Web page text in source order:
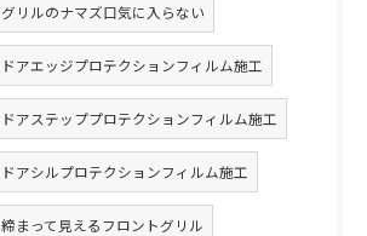
グリルのナマズ口気に入らない
ドアエッジプロテクションフィルム施工
ドアステッププロテクションフィルム施工
ドアシルプロテクションフィルム施工
締まって見えるフロントグリル